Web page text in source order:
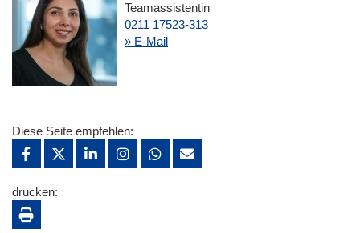
Teamassistentin
0211 17523-313
» E-Mail
Diese Seite empfehlen:
drucken: